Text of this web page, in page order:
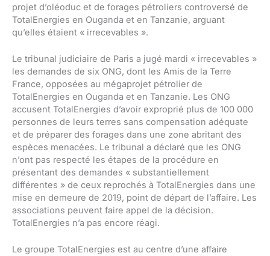
projet d’oléoduc et de forages pétroliers controversé de
TotalEnergies en Ouganda et en Tanzanie, arguant
qu’elles étaient « irrecevables ».
Le tribunal judiciaire de Paris a jugé mardi « irrecevables »
les demandes de six ONG, dont les Amis de la Terre
France, opposées au mégaprojet pétrolier de
TotalEnergies en Ouganda et en Tanzanie. Les ONG
accusent TotalEnergies d’avoir exproprié plus de 100 000
personnes de leurs terres sans compensation adéquate
et de préparer des forages dans une zone abritant des
espèces menacées. Le tribunal a déclaré que les ONG
n’ont pas respecté les étapes de la procédure en
présentant des demandes « substantiellement
différentes » de ceux reprochés à TotalEnergies dans une
mise en demeure de 2019, point de départ de l’affaire. Les
associations peuvent faire appel de la décision.
TotalEnergies n’a pas encore réagi.
Le groupe TotalEnergies est au centre d’une affaire